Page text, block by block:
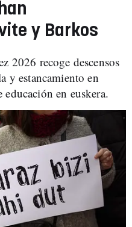
y Barkos
2026 recoge descensos
y estancamiento en
educación en euskera.